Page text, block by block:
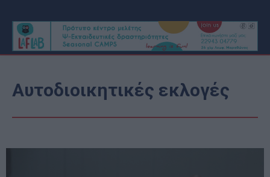
Αυτοδιοικητικές εκλογές